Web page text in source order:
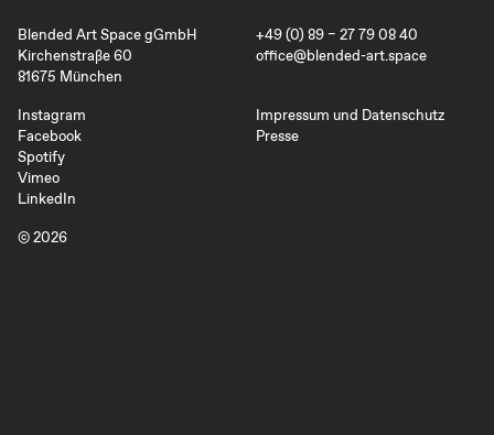
Blended Art Space gGmbH
Kirchenstraße 60
81675 München
+49 (0) 89 – 27 79 08 40
office@blended-art.space
Instagram
Facebook
Spotify
Vimeo
LinkedIn
Impressum und Datenschutz
Presse
© 2026